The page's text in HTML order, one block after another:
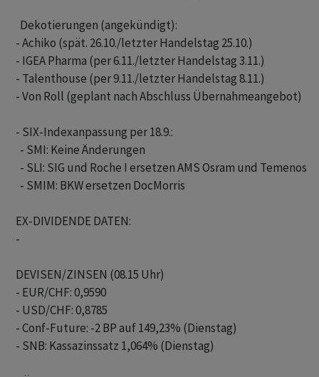
  Dekotierungen (angekündigt):
- Achiko (spät. 26.10./letzter Handelstag 25.10.)
- IGEA Pharma (per 6.11./letzter Handelstag 3.11.)
- Talenthouse (per 9.11./letzter Handelstag 8.11.)
- Von Roll (geplant nach Abschluss Übernahmeangebot)
- SIX-Indexanpassung per 18.9.:
  - SMI: Keine Änderungen
  - SLI: SIG und Roche I ersetzen AMS Osram und Temenos
  - SMIM: BKW ersetzen DocMorris
EX-DIVIDENDE DATEN:
-
DEVISEN/ZINSEN (08.15 Uhr)
- EUR/CHF: 0,9590
- USD/CHF: 0,8785
- Conf-Future: -2 BP auf 149,23% (Dienstag)
- SNB: Kassazinssatz 1,064% (Dienstag)